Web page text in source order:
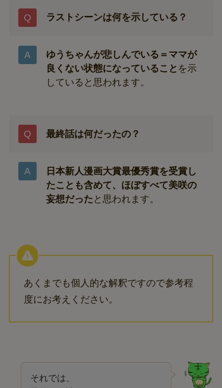
ラストシーンは何を示している？
ゆうちゃんが悲しんでいる＝ママが
良くない状態になっていること を示
していると思われます。
最終話は何だったの？
日本新人漫画大賞最優秀賞を受賞し
たことも含めて、ほぼすべて美咲の
妄想だったと思われます。
あくまでも個人的な解釈ですので参考程
度にお考えください。
それでは、